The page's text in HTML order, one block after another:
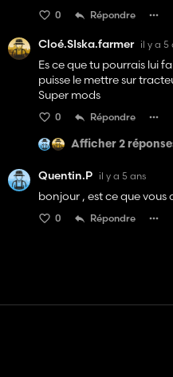
0 Répondre
Cloé.SIska.farmer il y a 5
Es ce que tu pourrais lui
puisse le mettre sur
Super mods
0 Répondre
Afficher 2
Quentin.P il y a 5 ans
bonjour , est ce que vous
0 Répondre